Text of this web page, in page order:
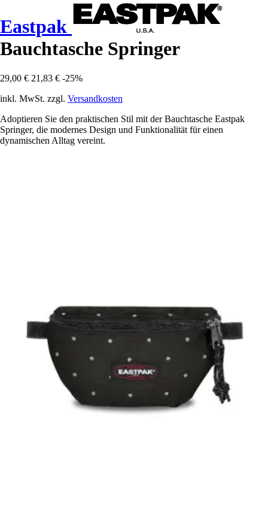
Eastpak
Bauchtasche Springer
29,00 € 21,83 € -25%
inkl. MwSt. zzgl. Versandkosten
Adoptieren Sie den praktischen Stil mit der Bauchtasche Eastpak
Springer, die modernes Design und Funktionalität für einen
dynamischen Alltag vereint.